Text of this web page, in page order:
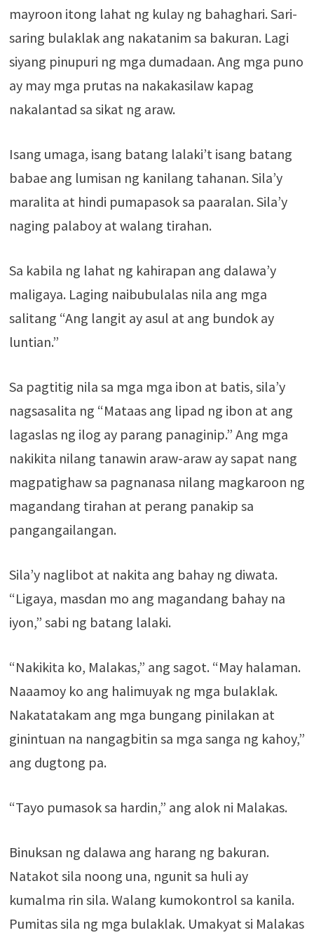
mayroon itong lahat ng kulay ng bahaghari. Sari-
saring bulaklak ang nakatanim sa bakuran. Lagi
siyang pinupuri ng mga dumadaan. Ang mga puno
ay may mga prutas na nakakasilaw kapag
nakalantad sa sikat ng araw.
Isang umaga, isang batang lalaki’t isang batang
babae ang lumisan ng kanilang tahanan. Sila’y
maralita at hindi pumapasok sa paaralan. Sila’y
naging palaboy at walang tirahan.
Sa kabila ng lahat ng kahirapan ang dalawa’y
maligaya. Laging naibubulalas nila ang mga
salitang “Ang langit ay asul at ang bundok ay
luntian.”
Sa pagtitig nila sa mga mga ibon at batis, sila’y
nagsasalita ng “Mataas ang lipad ng ibon at ang
lagaslas ng ilog ay parang panaginip.” Ang mga
nakikita nilang tanawin araw-araw ay sapat nang
magpatighaw sa pagnanasa nilang magkaroon ng
magandang tirahan at perang panakip sa
pangangailangan.
Sila’y naglibot at nakita ang bahay ng diwata.
“Ligaya, masdan mo ang magandang bahay na
iyon,” sabi ng batang lalaki.
“Nakikita ko, Malakas,” ang sagot. “May halaman.
Naaamoy ko ang halimuyak ng mga bulaklak.
Nakatatakam ang mga bungang pinilakan at
ginintuan na nangagbitin sa mga sanga ng kahoy,”
ang dugtong pa.
“Tayo pumasok sa hardin,” ang alok ni Malakas.
Binuksan ng dalawa ang harang ng bakuran.
Natakot sila noong una, ngunit sa huli ay
kumalma rin sila. Walang kumokontrol sa kanila.
Pumitas sila ng mga bulaklak. Umakyat si Malakas